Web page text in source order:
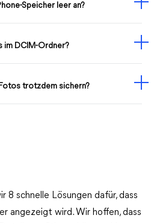
Speicher leer an?
im DCIM-Ordner?
trotzdem sichern?
8 schnelle Lösungen dafür, dass
angezeigt wird. Wir hoffen, dass